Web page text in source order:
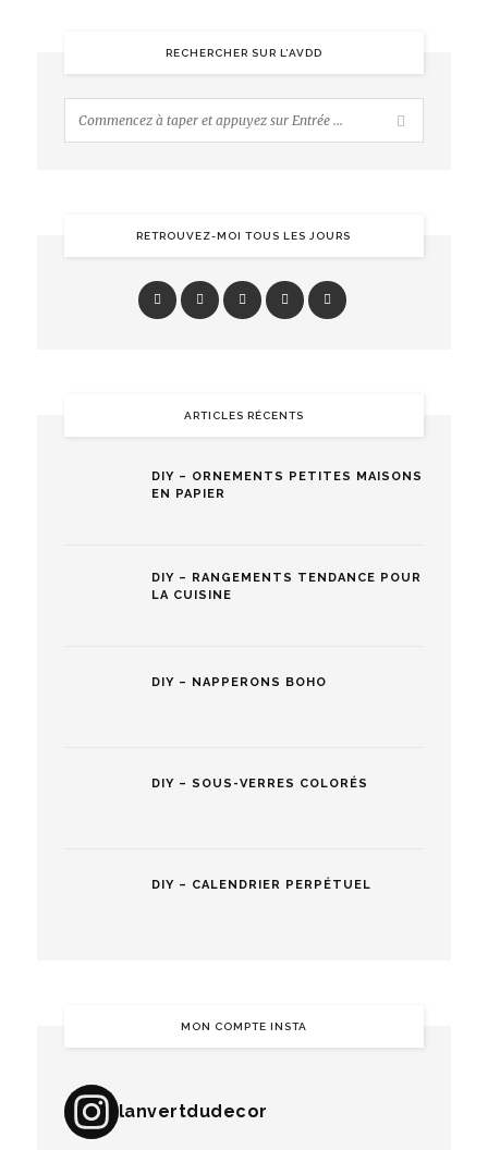
RECHERCHER SUR L’AVDD
RETROUVEZ-MOI TOUS LES JOURS
ARTICLES RÉCENTS
DIY – ORNEMENTS PETITES MAISONS
EN PAPIER
DIY – RANGEMENTS TENDANCE POUR
LA CUISINE
DIY – NAPPERONS BOHO
DIY – SOUS-VERRES COLORÉS
DIY – CALENDRIER PERPÉTUEL
MON COMPTE INSTA
lanvertdudecor